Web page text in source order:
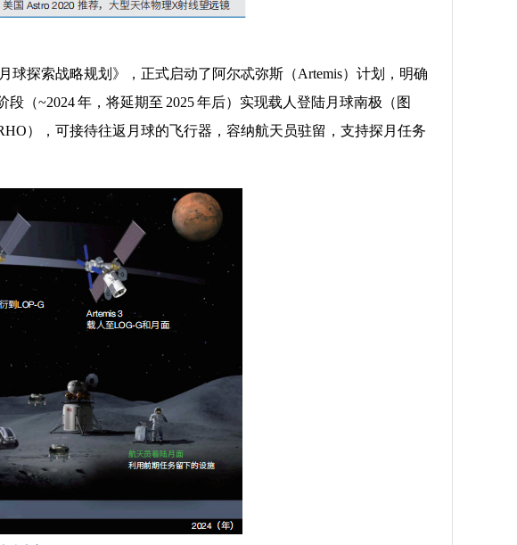
探索战略规划》，正式启动了阿尔忒弥斯（Artemis）计划，明确
（~2024 年，将延期至 2025 年后）实现载人登陆月球南极（图
），可接待往返月球的飞行器，容纳航天员驻留，支持探月任务